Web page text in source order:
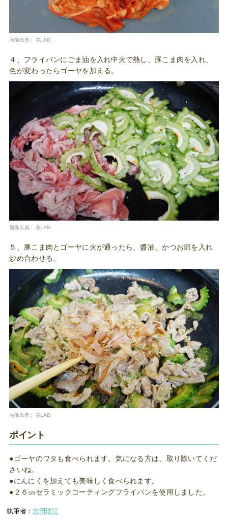
画像出典： 美LAB.
４、フライパンにごま油を入れ中火で熱し、豚こま肉を入れ、
色が変わったらゴーヤを加える。
画像出典： 美LAB.
５、豚こま肉とゴーヤに火が通ったら、醬油、かつお節を入れ
炒め合わせる。
画像出典： 美LAB.
ポイント
●ゴーヤのワタも食べられます。気になる方は、取り除いてくだ
さいね。
●にんにくを加えても美味しく食べられます。
●２６㎝セラミックコーティングフライパンを使用しました。
執筆者： 吉田理江